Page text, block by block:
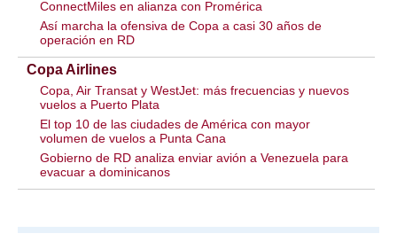
ConnectMiles en alianza con Promérica
Así marcha la ofensiva de Copa a casi 30 años de
operación en RD
Copa Airlines
Copa, Air Transat y WestJet: más frecuencias y nuevos
vuelos a Puerto Plata
El top 10 de las ciudades de América con mayor
volumen de vuelos a Punta Cana
Gobierno de RD analiza enviar avión a Venezuela para
evacuar a dominicanos